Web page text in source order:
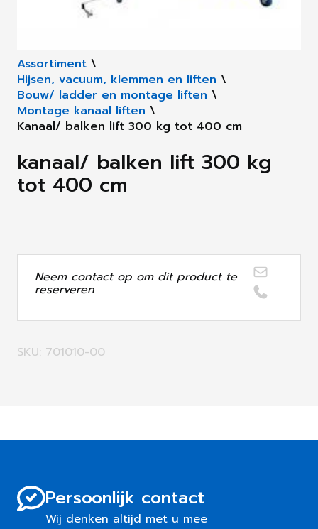
Assortiment \
Hijsen, vacuum, klemmen en liften \
Bouw/ ladder en montage liften \
Montage kanaal liften \
Kanaal/ balken lift 300 kg tot 400 cm
kanaal/ balken lift 300 kg
tot 400 cm
Neem contact op om dit product te
reserveren
SKU: 701010-00
Persoonlijk contact
Wij denken altijd met u mee